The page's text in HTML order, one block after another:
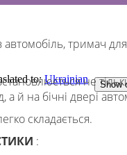
автомобіль, тримач
не
а й на бічні двері
складається.
: